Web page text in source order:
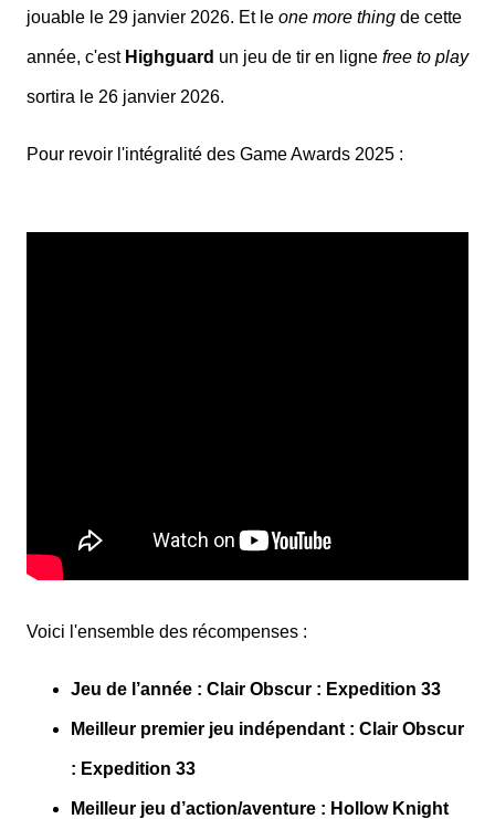
jouable le 29 janvier 2026. Et le one more thing de cette
année, c'est Highguard un jeu de tir en ligne free to play
sortira le 26 janvier 2026.
Pour revoir l'intégralité des Game Awards 2025 :
Voici l'ensemble des récompenses :
Jeu de l’année : Clair Obscur : Expedition 33
Meilleur premier jeu indépendant : Clair Obscur
: Expedition 33
Meilleur jeu d’action/aventure : Hollow Knight